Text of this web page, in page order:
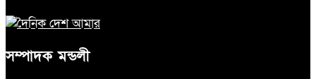
সম্পাদক মন্ডলী